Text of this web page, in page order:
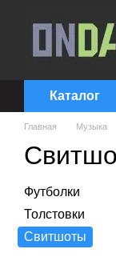
Каталог
Главная Музыка
Футболки
Толстовки
Свитшоты